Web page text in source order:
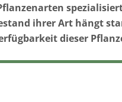
ihrer Art hängt
dieser